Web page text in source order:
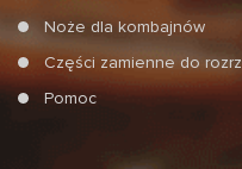
Noże dla kombajnów
Części zamienne do rozrzucań mineralnych nawozów
Pomoc